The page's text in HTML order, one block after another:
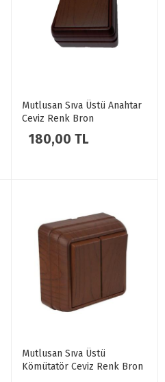
Mutlusan Sıva Üstü Anahtar
Ceviz Renk Bron
180,00 TL
Mutlusan Sıva Üstü
Kömütatör Ceviz Renk Bron